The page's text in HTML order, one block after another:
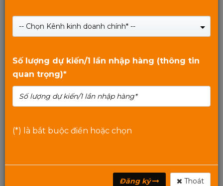
Giới thiệu MIXIE
-- Chọn Kênh kinh doanh chính* --
Số lượng dự kiến/1 lần nhập hàng (thông tin
quan trọng)*
(*) là bắt buộc điền hoặc chọn
Đăng ký Thoát